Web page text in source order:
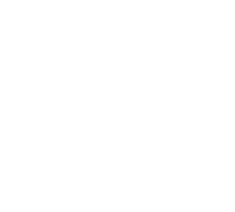
a la ciudadanía
con los ayuntamientos
garantiza la liquidez de
80 por ciento”.
de nuestros municipios,
con los que cuenta esta